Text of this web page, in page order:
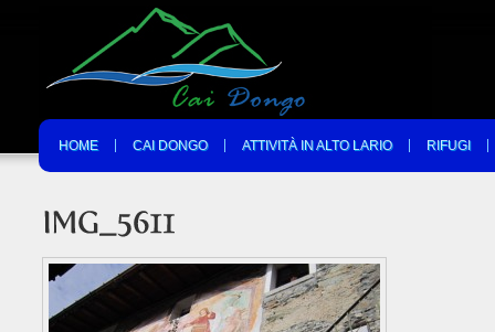
HOME CAI DONGO ATTIVITÀ IN ALTO LARIO RIFUGI